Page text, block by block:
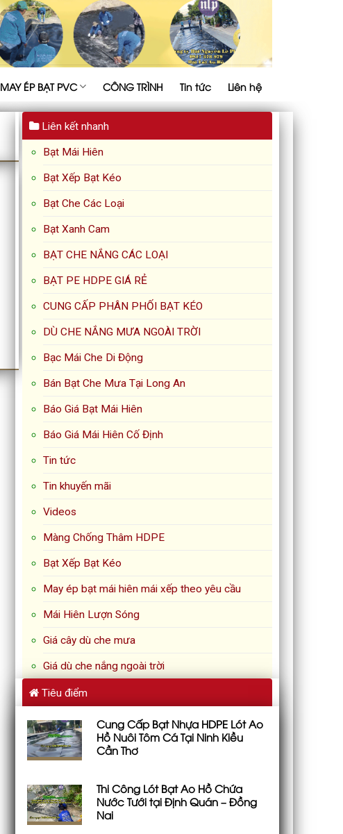
MAY ÉP BẠT PVC CÔNG TRÌNH Tin tức Liên hệ
Liên kết nhanh
Bạt Mái Hiên
Bạt Xếp Bạt Kéo
Bạt Che Các Loại
Bạt Xanh Cam
BẠT CHE NẮNG CÁC LOẠI
BẠT PE HDPE GIÁ RẺ
CUNG CẤP PHÂN PHỐI BẠT KÉO
DÙ CHE NẮNG MƯA NGOÀI TRỜI
Bạc Mái Che Di Động
Bán Bạt Che Mưa Tại Long An
Báo Giá Bạt Mái Hiên
Báo Giá Mái Hiên Cố Định
Tin tức
Tin khuyến mãi
Videos
Màng Chống Thâm HDPE
Bạt Xếp Bạt Kéo
May ép bạt mái hiên mái xếp theo yêu cầu
Mái Hiên Lượn Sóng
Giá cây dù che mưa
Giá dù che nắng ngoài trời
Tiêu điểm
Cung Cấp Bạt Nhựa HDPE Lót Ao
Hồ Nuôi Tôm Cá Tại Ninh Kiều
Cần Thơ
Thi Công Lót Bạt Ao Hồ Chứa
Nước Tưới tại Định Quán – Đồng
Nai